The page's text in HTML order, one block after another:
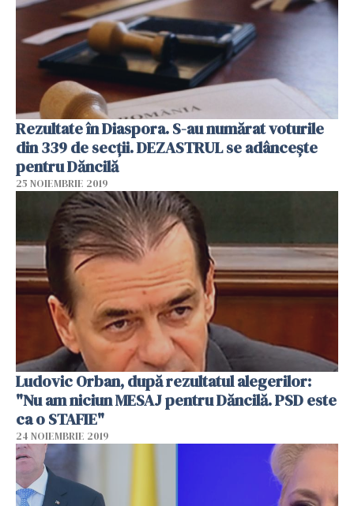
Rezultate în Diaspora. S-au numărat voturile
din 339 de secții. DEZASTRUL se adâncește
pentru Dăncilă
25 NOIEMBRIE 2019
Ludovic Orban, după rezultatul alegerilor:
"Nu am niciun MESAJ pentru Dăncilă. PSD este
ca o STAFIE"
24 NOIEMBRIE 2019